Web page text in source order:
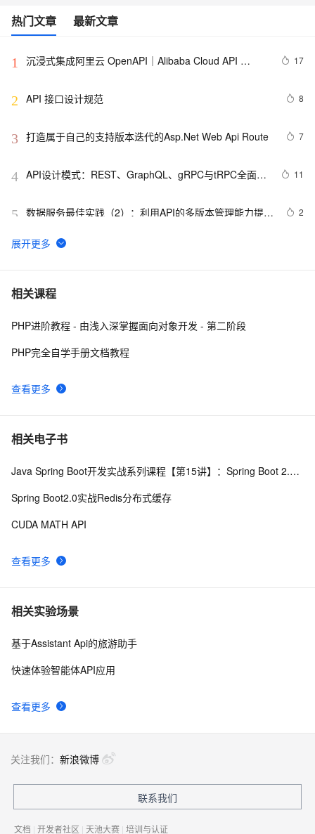
热门文章 最新文章
1
沉浸式集成阿里云 OpenAPI｜Alibaba Cloud API
17
2 API 接口设计规范 8
3 打造属于自己的支持版本迭代的Asp.Net Web Api Route 7
4 API设计模式：REST、GraphQL、gRPC与tRPC全面解
11
5 数据服务最佳实践（2）：利用API的多版本管理能力提升
2
6 shopee API 接入说明
7 申请google android map api key
8 GrayLog使用HTTP JSONPath方式调用微步在线云API
相关课程
查看更多
PHP进阶教程 - 由浅入深掌握面向对象开发 - 第二阶段
PHP完全自学手册文档教程
相关电子书
查看更多
Java Spring Boot开发实战系列课程【第15讲】：Spring Boot 2.0 API与Spring REST Docs实战
Spring Boot2.0实战Redis分布式缓存
CUDA MATH API
相关实验场景
查看更多
基于Assistant Api的旅游助手
快速体验智能体API应用
关注我们： 新浪微博
联系我们
文档 | 开发者社区 | 天池大赛 | 培训与认证